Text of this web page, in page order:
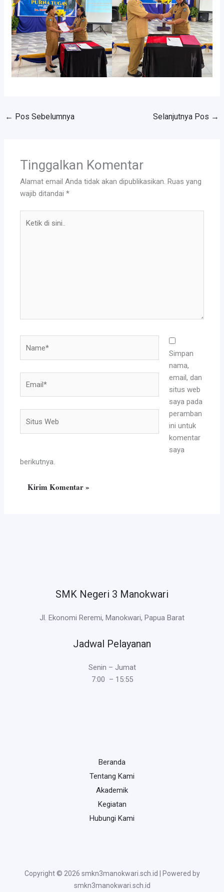
← Pos Sebelumnya Selanjutnya Pos →
Tinggalkan Komentar
Alamat email Anda tidak akan dipublikasikan. Ruas yang
wajib ditandai*
Web
Simpan
nama,
email, dan
situs web
saya pada
peramban
ini untuk
komentar
saya
berikutnya.
SMK Negeri 3 Manokwari
Jl. Ekonomi Reremi, Manokwari, Papua Barat
Jadwal Pelayanan
Senin – Jumat
7:00 – 15:55
Beranda
Tentang Kami
Akademik
Kegiatan
Hubungi Kami
Copyright © 2026 smkn3manokwari.sch.id | Powered by
smkn3manokwari.sch.id